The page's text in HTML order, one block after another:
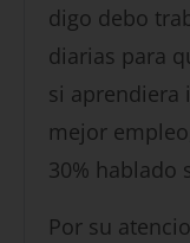
digo debo
diarias para
si aprendiera
mejor
30% hablado
Por su